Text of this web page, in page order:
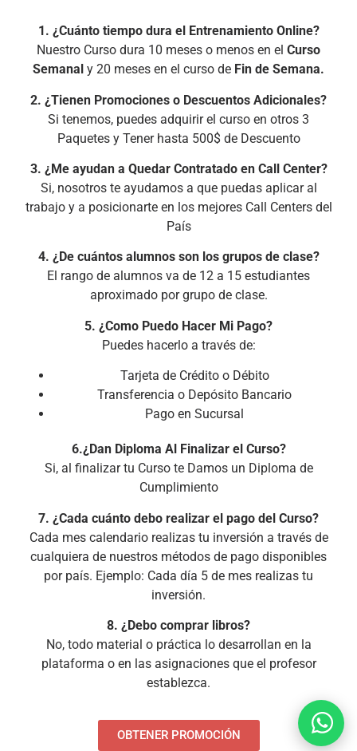
1. ¿Cuánto tiempo dura el Entrenamiento Online?
Nuestro Curso dura 10 meses o menos en el Curso
Semanal y 20 meses en el curso de Fin de Semana.
2. ¿Tienen Promociones o Descuentos Adicionales?
Si tenemos, puedes adquirir el curso en otros 3
Paquetes y Tener hasta 500$ de Descuento
3. ¿Me ayudan a Quedar Contratado en Call Center?
Si, nosotros te ayudamos a que puedas aplicar al
trabajo y a posicionarte en los mejores Call Centers del
País
4. ¿De cuántos alumnos son los grupos de clase?
El rango de alumnos va de 12 a 15 estudiantes
aproximado por grupo de clase.
5. ¿Como Puedo Hacer Mi Pago?
Puedes hacerlo a través de:
Tarjeta de Crédito o Débito
Transferencia o Depósito Bancario
Pago en Sucursal
6.¿Dan Diploma Al Finalizar el Curso?
Si, al finalizar tu Curso te Damos un Diploma de
Cumplimiento
7. ¿Cada cuánto debo realizar el pago del Curso?
Cada mes calendario realizas tu inversión a través de
cualquiera de nuestros métodos de pago disponibles
por país. Ejemplo: Cada día 5 de mes realizas tu
inversión.
8. ¿Debo comprar libros?
No, todo material o práctica lo desarrollan en la
plataforma o en las asignaciones que el profesor
establezca.
OBTENER PROMOCIÓN